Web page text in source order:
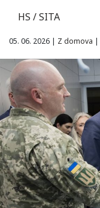
HS / SITA
05. 06. 2026 | Z domova |